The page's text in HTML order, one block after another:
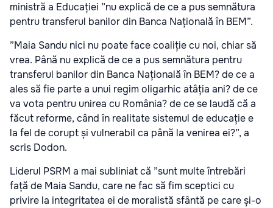
ministră a Educației ”nu explică de ce a pus semnătura
pentru transferul banilor din Banca Națională în BEM”.
”Maia Sandu nici nu poate face coaliție cu noi, chiar să
vrea. Până nu explică de ce a pus semnătura pentru
transferul banilor din Banca Națională în BEM? de ce a
ales să fie parte a unui regim oligarhic atâția ani? de ce
va vota pentru unirea cu România? de ce se laudă că a
făcut reforme, când în realitate sistemul de educație e
la fel de corupt și vulnerabil ca până la venirea ei?”, a
scris Dodon.
Liderul PSRM a mai subliniat că ”sunt multe întrebări
față de Maia Sandu, care ne fac să fim sceptici cu
privire la integritatea ei de moralistă sfântă pe care și-o